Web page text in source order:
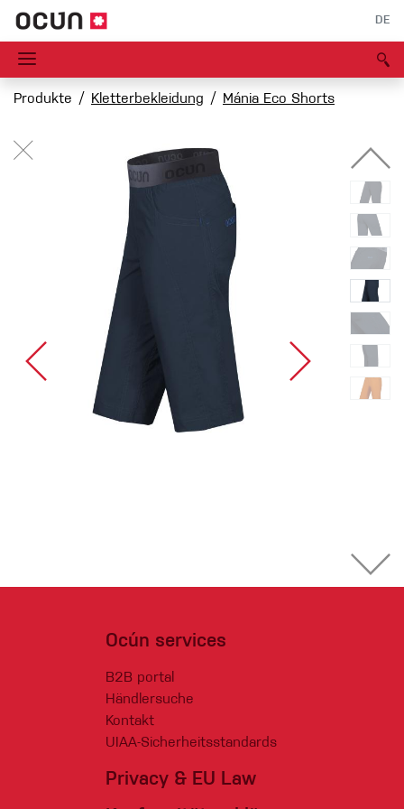
DE
Produkte Kletterbekleidung Mánia Eco Shorts
Ocún services
B2B portal
Händlersuche
Kontakt
UIAA-Sicherheitsstandards
Privacy & EU Law